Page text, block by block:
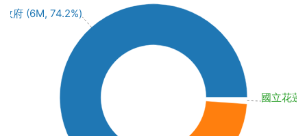
政府 (6M, 74.2%)
國立花蓮